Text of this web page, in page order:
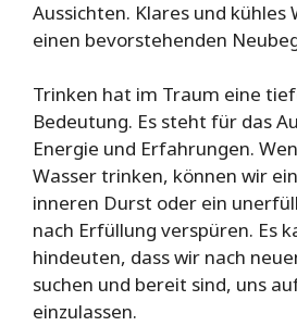
Aussichten. Klares und kühles
einen bevorstehenden
Trinken hat im Traum eine
Bedeutung. Es steht für das
Energie und Erfahrungen.
Wasser trinken, können wir
inneren Durst oder ein
nach Erfüllung verspüren. Es
hindeuten, dass wir nach
suchen und bereit sind, uns
einzulassen.